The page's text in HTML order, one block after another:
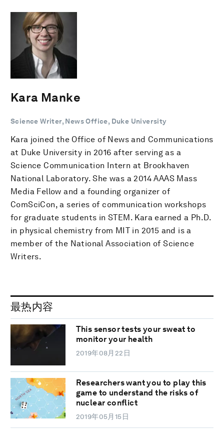
Kara Manke
Science Writer, News Office, Duke University
Kara joined the Office of News and Communications
at Duke University in 2016 after serving as a
Science Communication Intern at Brookhaven
National Laboratory. She was a 2014 AAAS Mass
Media Fellow and a founding organizer of
ComSciCon, a series of communication workshops
for graduate students in STEM. Kara earned a Ph.D.
in physical chemistry from MIT in 2015 and is a
member of the National Association of Science
Writers.
最热内容
This sensor tests your sweat to
monitor your health
2019年08月22日
Researchers want you to play this
game to understand the risks of
nuclear conflict
2019年05月15日